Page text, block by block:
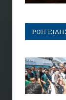
ΡΟΗ